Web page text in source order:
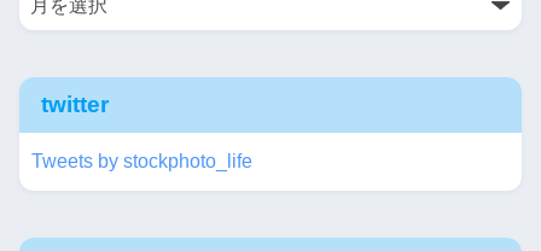
twitter
Tweets by stockphoto_life